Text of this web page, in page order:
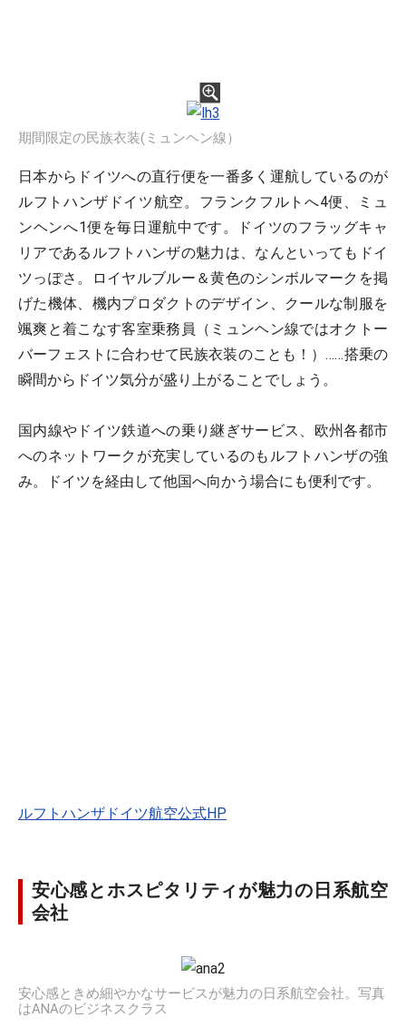
期間限定の民族衣装(ミュンヘン線）
日本からドイツへの直行便を一番多く運航しているのが
ルフトハンザドイツ航空。フランクフルトへ4便、ミュ
ンヘンへ1便を毎日運航中です。ドイツのフラッグキャ
リアであるルフトハンザの魅力は、なんといってもドイ
ツっぽさ。ロイヤルブルー＆黄色のシンボルマークを掲
げた機体、機内プロダクトのデザイン、クールな制服を
颯爽と着こなす客室乗務員（ミュンヘン線ではオクトー
バーフェストに合わせて民族衣装のことも！）……搭乗の
瞬間からドイツ気分が盛り上がることでしょう。
国内線やドイツ鉄道への乗り継ぎサービス、欧州各都市
へのネットワークが充実しているのもルフトハンザの強
み。ドイツを経由して他国へ向かう場合にも便利です。
ルフトハンザドイツ航空公式HP
安心感とホスピタリティが魅力の日系航空
会社
安心感ときめ細やかなサービスが魅力の日系航空会社。写真
はANAのビジネスクラス